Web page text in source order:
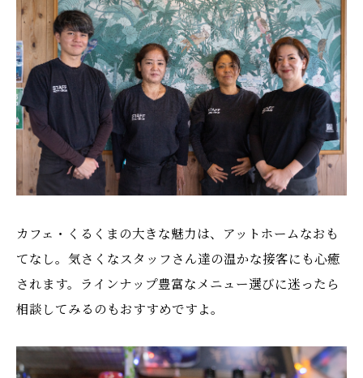
カフェ・くるくまの大きな魅力は、アットホームなおも
てなし。気さくなスタッフさん達の温かな接客にも心癒
されます。ラインナップ豊富なメニュー選びに迷ったら
相談してみるのもおすすめですよ。